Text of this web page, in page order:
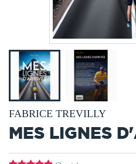
FABRICE TREVILLY
MES LIGNES